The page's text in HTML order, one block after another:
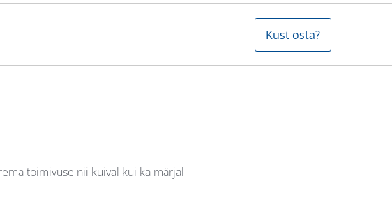
Kust osta?
toimivuse nii kuival kui ka märjal